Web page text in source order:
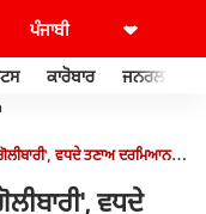
ਕਾਰੋਬਾਰ ਜਨਰਲ ਨੌਲਜ
ਵਧਦੇ ਤਣਾਅ ਦਰਮਿਆਨ
ਵਧਦੇ